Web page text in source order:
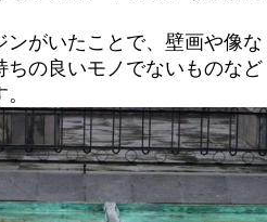
ンがいたことで、壁画や像な
ちの良いモノでないものなど